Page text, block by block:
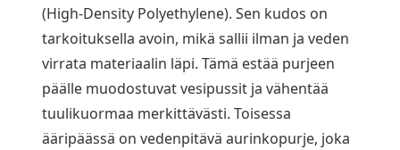
(High-Density Polyethylene). Sen kudos on
tarkoituksella avoin, mikä sallii ilman ja veden
virrata materiaalin läpi. Tämä estää purjeen
päälle muodostuvat vesipussit ja vähentää
tuulikuormaa merkittävästi. Toisessa
ääripäässä on vedenpitävä aurinkopurje, joka